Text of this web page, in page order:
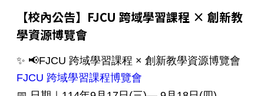
【校內公告】FJCU 跨域學習課程 × 創新教
學資源博覽會
✨ 📢FJCU 跨域學習課程 × 創新教學資源博覽會
FJCU 跨域學習課程博覽會